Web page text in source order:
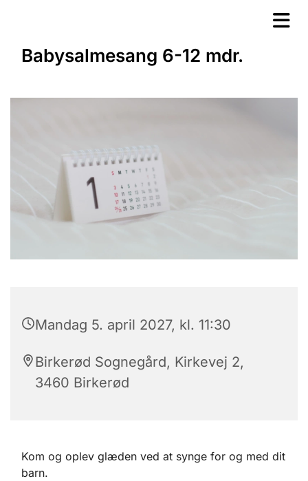
Babysalmesang 6-12 mdr.
Mandag 5. april 2027, kl. 11:30
Birkerød Sognegård, Kirkevej 2,
3460 Birkerød
Kom og oplev glæden ved at synge for og med dit
barn.